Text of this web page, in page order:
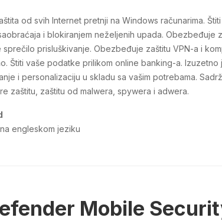
od svih Internet pretnji na Windows računarima.
i blokiranjem neželjenih upada. Obezbeđuje
sprečilo prisluškivanje. Obezbeđuje zaštitu VPN-a i
Štiti vaše podatke prilikom online banking-a. Izuzetno
i personalizaciju u skladu sa vašim potrebama.
zaštitu, zaštitu od malwera, spywera i adwera.
engleskom jeziku
Mobile